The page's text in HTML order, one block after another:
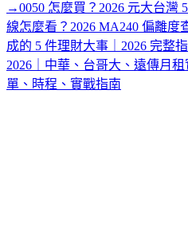
→0050 怎麼買？2026 元大台灣
線怎麼看？2026 MA240 偏離度
成的 5 件理財大事｜2026 完整
2026｜中華、台哥大、遠傳月租
單、時程、實戰指南